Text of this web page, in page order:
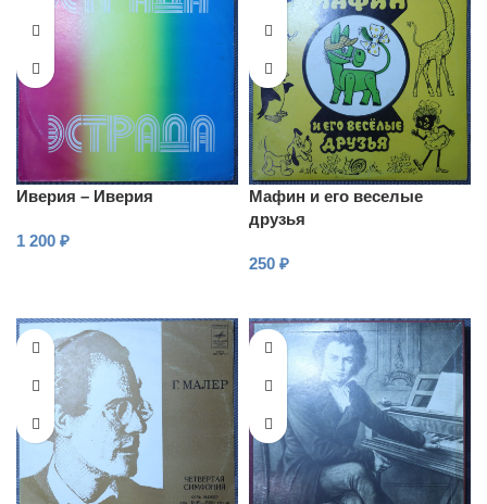
Иверия – Иверия
1 200 ₽
Мафин и его веселые
друзья
250 ₽